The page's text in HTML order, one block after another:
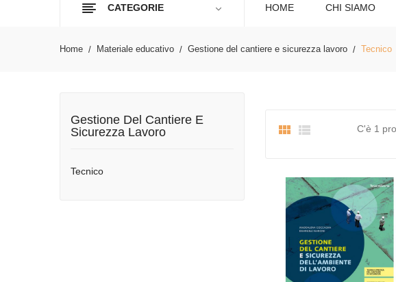
CATEGORIE HOME CHI SIAMO
Home Materiale educativo Gestione del cantiere e sicurezza lavoro Tecnico
Gestione Del Cantiere E
Sicurezza Lavoro
Tecnico
  C'è 1